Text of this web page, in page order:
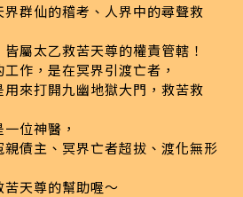
群仙的稽考、人界中的尋聲救
屬太乙救苦天尊的權責管轄！
作，是在冥界引渡亡者，
來打開九幽地獄大門，救苦救
位神醫，
債主、冥界亡者超拔、渡化無形
天尊的幫助喔〜